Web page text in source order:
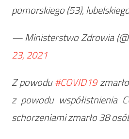
pomorskiego (53),
— Ministerstwo Zdrowia
23, 2021
Z powodu#COVID19
z powodu współistnienia
schorzeniami zmarło 38